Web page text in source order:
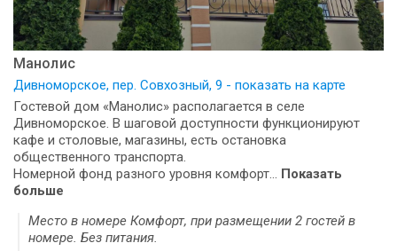
Манолис
Дивноморское, пер. Совхозный, 9 - показать на карте
Гостевой дом «Манолис» располагается в селе
Дивноморское. В шаговой доступности функционируют
кафе и столовые, магазины, есть остановка
общественного транспорта.
Номерной фонд разного уровня комфорт... Показать
больше
Место в номере Комфорт, при размещении 2 гостей в
номере. Без питания.